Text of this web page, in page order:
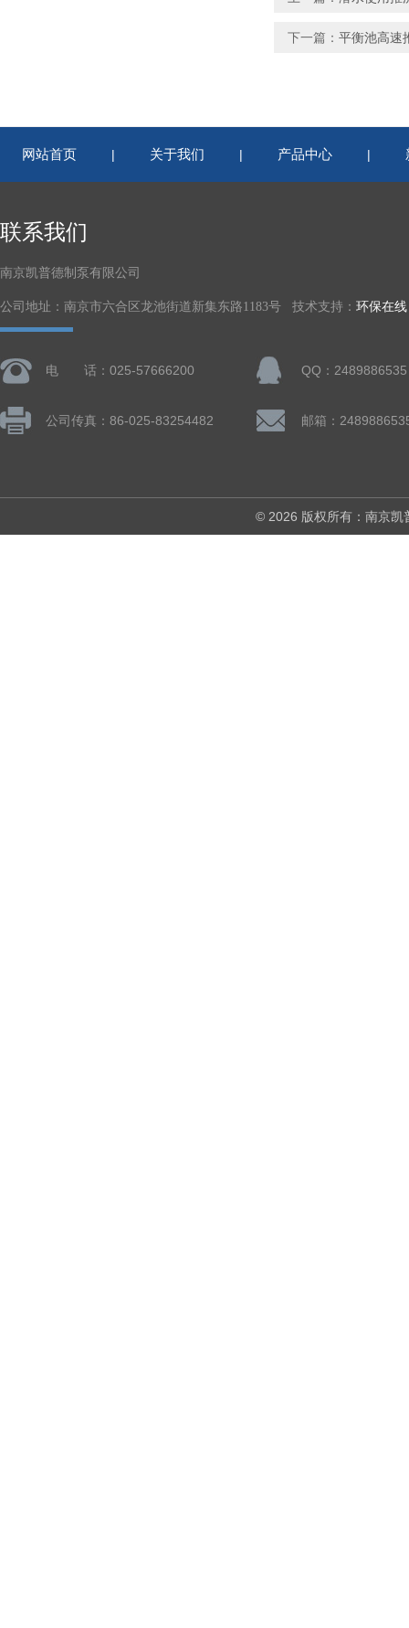
下一篇： 平衡池高速
网站首页 | 关于我们 | 产品中心 |
联系我们
南京凯普德制泵有限公司
公司地址：南京市六合区龙池街道新集东路1183号 技术支持： 环保在线
电 话：025-57666200 QQ：2489886535
公司传真：86-025-83254482 邮箱：
© 2026 版权所有：南京